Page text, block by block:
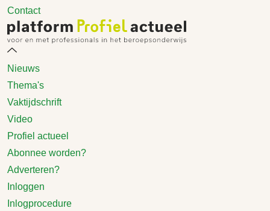
Contact
Nieuws
Thema's
Vaktijdschrift
Video
Profiel actueel
Abonnee worden?
Adverteren?
Inloggen
Inlogprocedure